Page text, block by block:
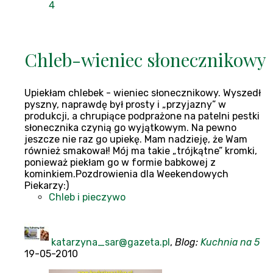
4
Chleb-wieniec słonecznikowy
Upiekłam chlebek - wieniec słonecznikowy. Wyszedł
pyszny, naprawdę był prosty i „przyjazny” w
produkcji, a chrupiące podprażone na patelni pestki
słonecznika czynią go wyjątkowym. Na pewno
jeszcze nie raz go upiekę. Mam nadzieję, że Wam
również smakował! Mój ma takie „trójkątne” kromki,
ponieważ piekłam go w formie babkowej z
kominkiem.Pozdrowienia dla Weekendowych
Piekarzy:)
Chleb i pieczywo
katarzyna_sar@gazeta.pl, Blog: Kuchnia na 5
19-05-2010